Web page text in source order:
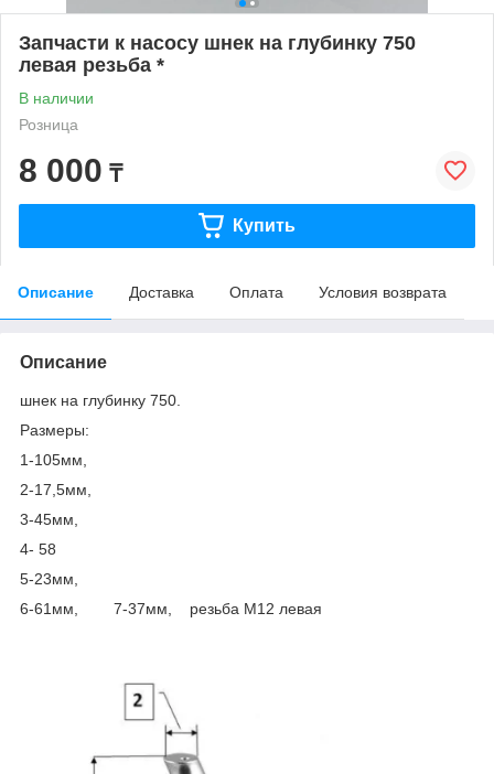
Запчасти к насосу шнек на глубинку 750
левая резьба *
В наличии
Розница
8 000 ₸
Купить
Описание Доставка Оплата Условия возврата
Описание
шнек на глубинку 750.
Размеры:
1-105мм,
2-17,5мм,
3-45мм,
4- 58
5-23мм,
6-61мм, 7-37мм, резьба М12 левая